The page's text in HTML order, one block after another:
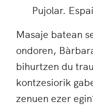
Pujolar.
Masaje batean
ondoren,
bihurtzen du
kontzesiorik
zenuen ezer